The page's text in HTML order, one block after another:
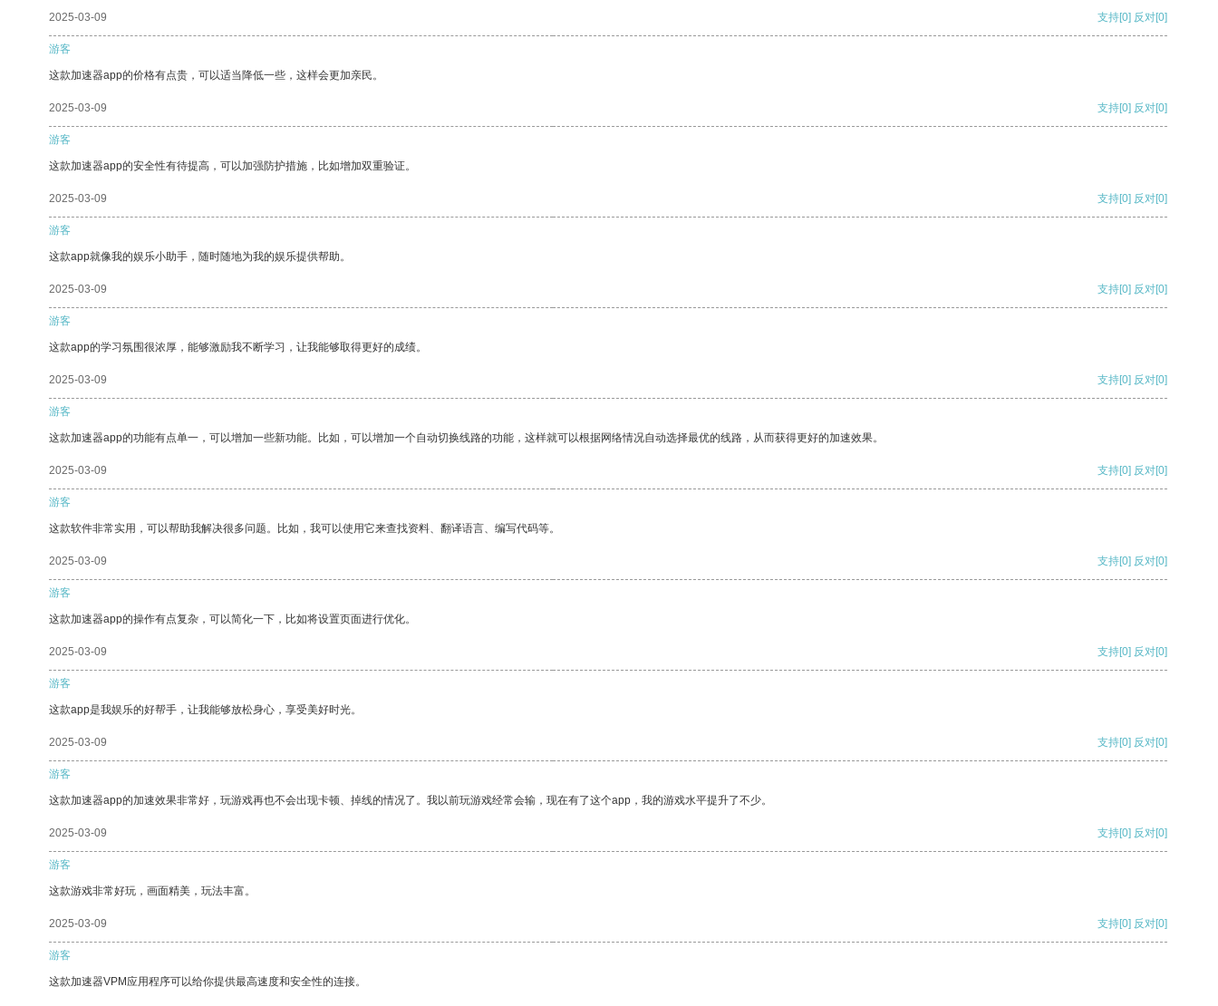
2025-03-09 支持[0] 反对[0]
游客
这款加速器app的价格有点贵，可以适当降低一些，这样会更加亲民。
2025-03-09 支持[0] 反对[0]
游客
这款加速器app的安全性有待提高，可以加强防护措施，比如增加双重验证。
2025-03-09 支持[0] 反对[0]
游客
这款app就像我的娱乐小助手，随时随地为我的娱乐提供帮助。
2025-03-09 支持[0] 反对[0]
游客
这款app的学习氛围很浓厚，能够激励我不断学习，让我能够取得更好的成绩。
2025-03-09 支持[0] 反对[0]
游客
这款加速器app的功能有点单一，可以增加一些新功能。比如，可以增加一个自动切换线路的功能，这样就可以根据网络情况自动选择最优的线路，从而获得更好的加速效果。
2025-03-09 支持[0] 反对[0]
游客
这款软件非常实用，可以帮助我解决很多问题。比如，我可以使用它来查找资料、翻译语言、编写代码等。
2025-03-09 支持[0] 反对[0]
游客
这款加速器app的操作有点复杂，可以简化一下，比如将设置页面进行优化。
2025-03-09 支持[0] 反对[0]
游客
这款app是我娱乐的好帮手，让我能够放松身心，享受美好时光。
2025-03-09 支持[0] 反对[0]
游客
这款加速器app的加速效果非常好，玩游戏再也不会出现卡顿、掉线的情况了。我以前玩游戏经常会输，现在有了这个app，我的游戏水平提升了不少。
2025-03-09 支持[0] 反对[0]
游客
这款游戏非常好玩，画面精美，玩法丰富。
2025-03-09 支持[0] 反对[0]
游客
这款加速器VPM应用程序可以给你提供最高速度和安全性的连接。